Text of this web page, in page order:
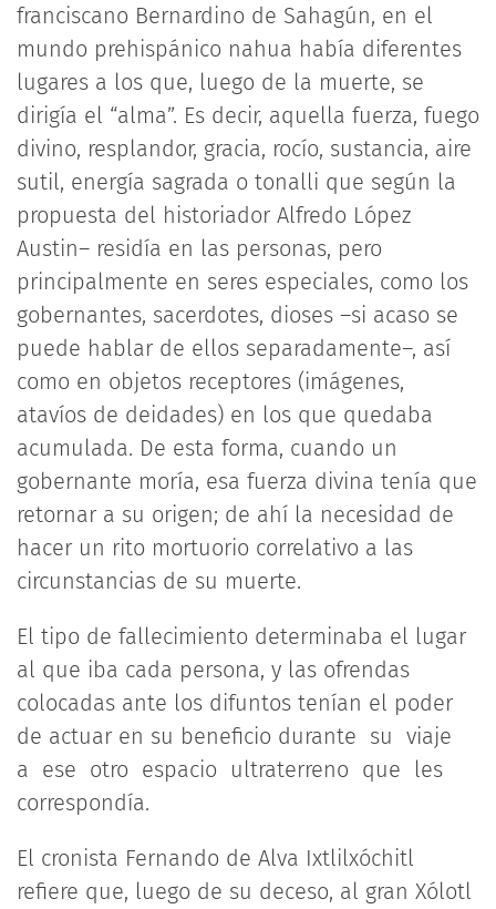
franciscano Bernardino de Sahagún, en el
mundo prehispánico nahua había diferentes
lugares a los que, luego de la muerte, se
dirigía el “alma”. Es decir, aquella fuerza, fuego
divino, resplandor, gracia, rocío, sustancia, aire
sutil, energía sagrada o tonalli que según la
propuesta del historiador Alfredo López
Austin– residía en las personas, pero
principalmente en seres especiales, como los
gobernantes, sacerdotes, dioses –si acaso se
puede hablar de ellos separadamente–, así
como en objetos receptores (imágenes,
atavíos de deidades) en los que quedaba
acumulada. De esta forma, cuando un
gobernante moría, esa fuerza divina tenía que
retornar a su origen; de ahí la necesidad de
hacer un rito mortuorio correlativo a las
circunstancias de su muerte.
El tipo de fallecimiento determinaba el lugar
al que iba cada persona, y las ofrendas
colocadas ante los difuntos tenían el poder
de actuar en su beneficio durante su viaje
a ese otro espacio ultraterreno que les
correspondía.
El cronista Fernando de Alva Ixtlilxóchitl
refiere que, luego de su deceso, al gran Xólotl